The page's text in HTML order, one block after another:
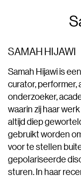
SAMAH HIJAWI
Samah Hijawi is
curator,
onderzoeker,
waarin zij haar
altijd diep
gebruikt worden
voor te stellen
gepolariseerde
sturen. In haar